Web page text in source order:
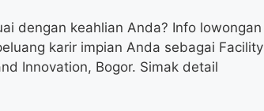
dengan keahlian Anda? Info lowongan
karir impian Anda sebagai Facility
Innovation, Bogor. Simak detail